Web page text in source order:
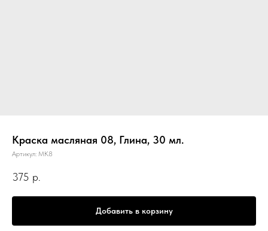
Краска масляная 08, Глина, 30 мл.
Артикул: МК8
375 р.
Добавить в корзину